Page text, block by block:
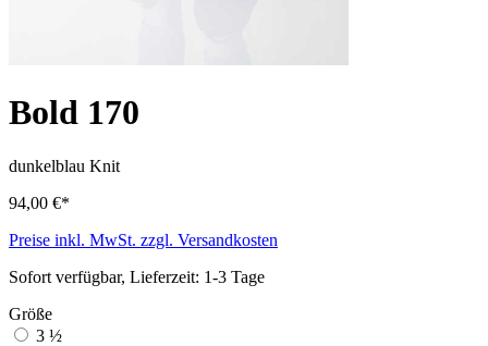
Bold 170
dunkelblau Knit
94,00 €*
Preise inkl. MwSt. zzgl. Versandkosten
Sofort verfügbar, Lieferzeit: 1-3 Tage
Größe
3 ½